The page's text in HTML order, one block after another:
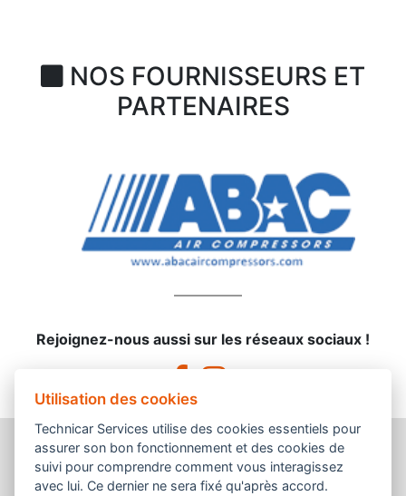
NOS FOURNISSEURS ET
PARTENAIRES
Rejoignez-nous aussi sur les réseaux sociaux !
Utilisation des cookies
Technicar Services utilise des cookies essentiels pour
assurer son bon fonctionnement et des cookies de
suivi pour comprendre comment vous interagissez
avec lui. Ce dernier ne sera fixé qu'après accord.